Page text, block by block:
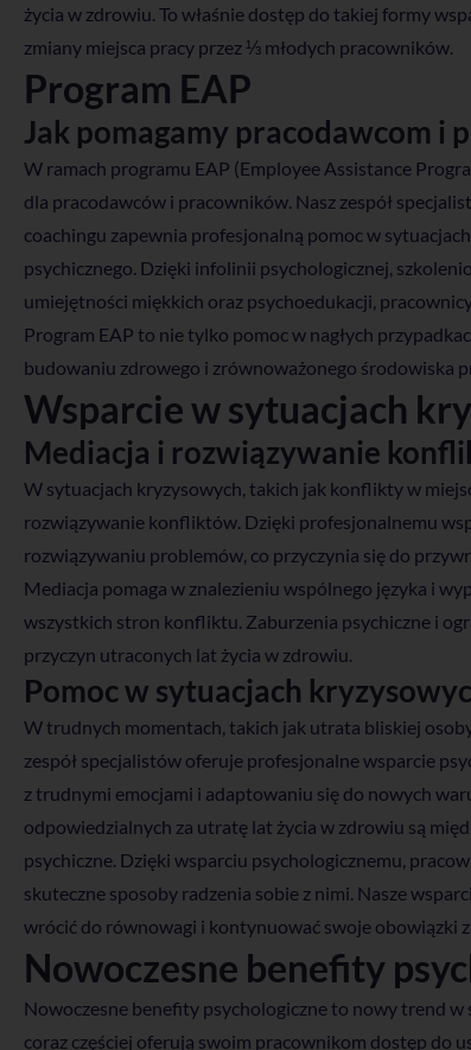
życia w zdrowiu. To właśnie dostęp do takiej formy
zmiany miejsca pracy przez ⅓ młodych pracowników.
Program EAP
Jak pomagamy pracodawcom i
W ramach programu EAP (Employee Assistance
dla pracodawców i pracowników. Nasz zespół
coachingu zapewnia profesjonalną pomoc w
psychicznego. Dzięki infolinii psychologicznej,
umiejętności miękkich oraz psychoedukacji,
Program EAP to nie tylko pomoc w nagłych
budowaniu zdrowego i zrównoważonego środowiska
Wsparcie w sytuacjach
Mediacja i rozwiązywanie
W sytuacjach kryzysowych, takich jak konflikty w
rozwiązywanie konfliktów. Dzięki profesjonalnemu
rozwiązywaniu problemów, co przyczynia się do
Mediacja pomaga w znalezieniu wspólnego języka i
wszystkich stron konfliktu. Zaburzenia psychiczne i
przyczyn utraconych lat życia w zdrowiu.
Pomoc w sytuacjach
W trudnych momentach, takich jak utrata bliskiej
zespół specjalistów oferuje profesjonalne wsparcie
z trudnymi emocjami i adaptowaniu się do nowych
odpowiedzialnych za utratę lat życia w zdrowiu są
psychiczne. Dzięki wsparciu psychologicznemu,
skuteczne sposoby radzenia sobie z nimi. Nasze
wrócić do równowagi i kontynuować swoje obowiązki
Nowoczesne benefity
Nowoczesne benefity psychologiczne to nowy trend
coraz częściej oferują swoim pracownikom dostęp do